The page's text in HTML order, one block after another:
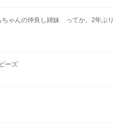
ちゃんの仲良し姉妹 ってか、2年ぶり
ーズ